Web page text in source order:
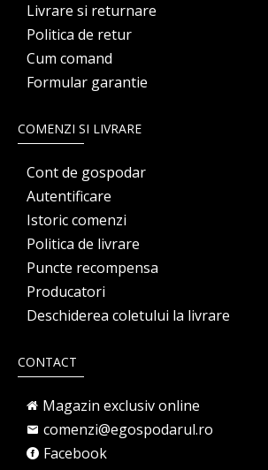
Livrare si returnare
Politica de retur
Cum comand
Formular garantie
COMENZI SI LIVRARE
Cont de gospodar
Autentificare
Istoric comenzi
Politica de livrare
Puncte recompensa
Producatori
Deschiderea coletului la livrare
CONTACT
Magazin exclusiv online
comenzi@egospodarul.ro
Facebook